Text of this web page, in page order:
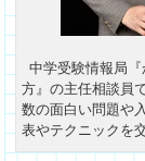
中学受験情報局
方』の主任相談員
数の面白い問題や
表やテクニックを